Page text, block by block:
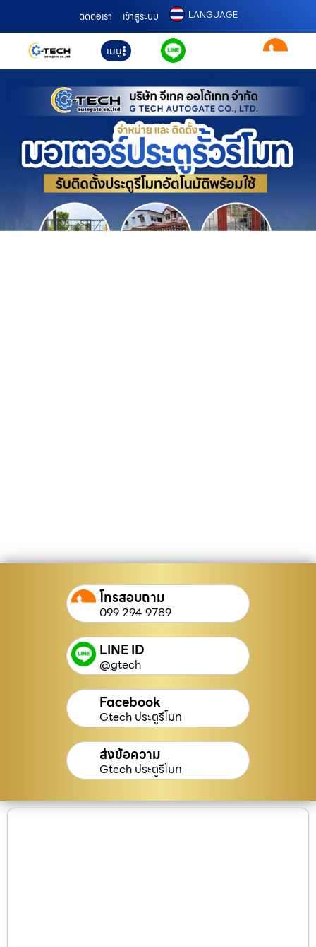
ติดต่อเรา เข้าสู่ระบบ LANGUAGE
เมนู
โทรสอบถาม
099 294 9789
LINE ID
@gtech
Facebook
Gtech ประตูรีโมท
ส่งข้อความ
Gtech ประตูรีโมท